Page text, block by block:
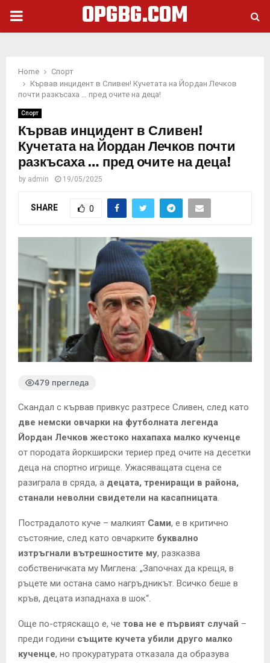
PRIMARY
OPGBG.COM
Home
Спорт
Кървав инцидент в Сливен! Кучетата на Йордан Лечков
почти разкъсаха … пред очите на деца!
Спорт
Кървав инцидент в Сливен!
Кучетата на Йордан Лечков почти
разкъсаха … пред очите на деца!
by admin 19/05/2025
SHARE 0
479 прегледа
Скандал с кървав привкус разтресе Сливен, след като
две немски овчарки на футболната легенда
Йордан Лечков жестоко нахапаха малко кученце
от породата йоркширски териер пред очите на десетки
деца на спортно игрище. Ужасяващата сцена се
разиграла в сряда, а децата, трениращи в района,
станали неволни свидетели на касапницата.
Пострадалото куче – малкият Сами, е в критично
състояние, след като овчарките буквално
изтръгнали вътрешностите му, разказва
собственичката му Миглена: „Започнах да крещя, в
ръцете ми остана само нагръдникът. Всичко беше в
кръв, децата изпаднаха в шок“.
Още по-стряскащо е, че това не е първият случай –
преди години същите кучета убили друго малко
кученце, но прокуратурата отказала да образува